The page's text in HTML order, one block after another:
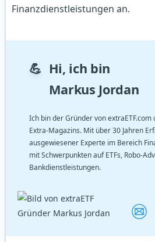
Finanzdienstleistungen an.
💪 Hi, ich bin
Markus Jordan
Ich bin der Gründer von
Extra-Magazins. Mit über 30 Jahren
ausgewiesener Experte im Bereich
mit Schwerpunkten auf ETFs, Robo-
Bankdienstleistungen.